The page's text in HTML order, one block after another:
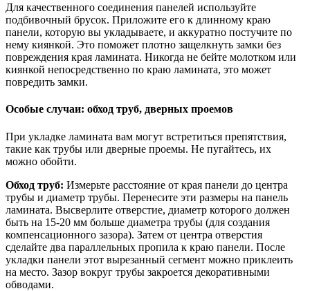
Для качественного соединения панелей используйте
подбивочный брусок. Приложите его к длинному краю
панели, которую вы укладываете, и аккуратно постучите по
нему киянкой. Это поможет плотно защелкнуть замки без
повреждения края ламината. Никогда не бейте молотком или
киянкой непосредственно по краю ламината, это может
повредить замки.
Особые случаи: обход труб, дверных проемов
При укладке ламината вам могут встретиться препятствия,
такие как трубы или дверные проемы. Не пугайтесь, их
можно обойти.
Обход труб: Измерьте расстояние от края панели до центра
трубы и диаметр трубы. Перенесите эти размеры на панель
ламината. Высверлите отверстие, диаметр которого должен
быть на 15-20 мм больше диаметра трубы (для создания
компенсационного зазора). Затем от центра отверстия
сделайте два параллельных пропила к краю панели. После
укладки панели этот вырезанный сегмент можно приклеить
на место. Зазор вокруг трубы закроется декоративными
обводами.